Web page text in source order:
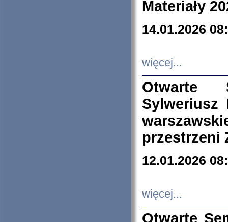
Materiały
14.01.2026
więcej...
Otwarte
Sylweriusz
przestrzeni
12.01.2026
więcej...
Otwarte